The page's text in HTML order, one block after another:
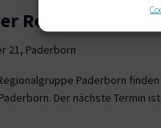
21, Paderborn
Paderborn
Der nächste Termin